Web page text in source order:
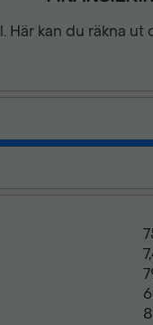
kan du räkna